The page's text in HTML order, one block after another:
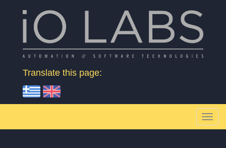
Skip to content
Βιομηχανικοί Αυτοματισμοί & Εφαρμογές
Translate this page:
T